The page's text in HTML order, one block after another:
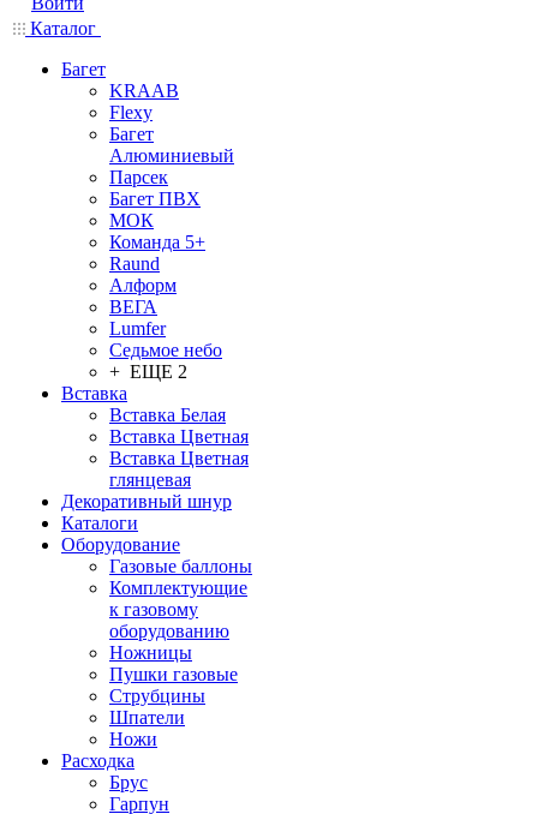
Каталог
Багет
KRAAB
Flexy
Багет
Алюминиевый
Парсек
Багет ПВХ
МОК
Команда 5+
Raund
Алформ
ВЕГА
Lumfer
Седьмое небо
+ ЕЩЕ 2
Вставка
Вставка Белая
Вставка Цветная
Вставка Цветная
глянцевая
Декоративный шнур
Каталоги
Оборудование
Газовые баллоны
Комплектующие
к газовому
оборудованию
Ножницы
Пушки газовые
Струбцины
Шпатели
Ножи
Расходка
Брус
Гарпун